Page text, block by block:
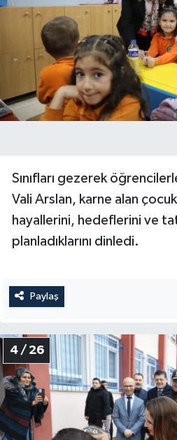
Sınıfları gezerek
Vali Arslan, karne alan
hayallerini, hedeflerini ve
planladıklarını dinledi.
Paylaş
4 / 26